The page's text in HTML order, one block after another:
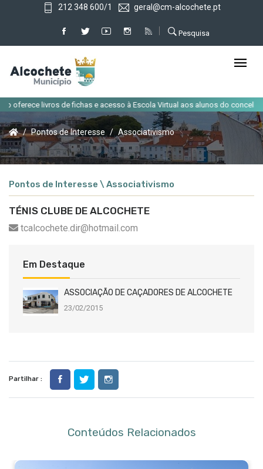
212 348 600/1 geral@cm-alcochete.pt
Pesquisa
livros de fichas e acesso à Escola Virtual aos alunos do concelho
Pontos de Interesse Associativismo
Pontos de Interesse \ Associativismo
TÉNIS CLUBE DE ALCOCHETE
tcalcochete.dir@hotmail.com
Em Destaque
ASSOCIAÇÃO DE CAÇADORES DE ALCOCHETE
23/02/2015
Partilhar :
Conteúdos Relacionados